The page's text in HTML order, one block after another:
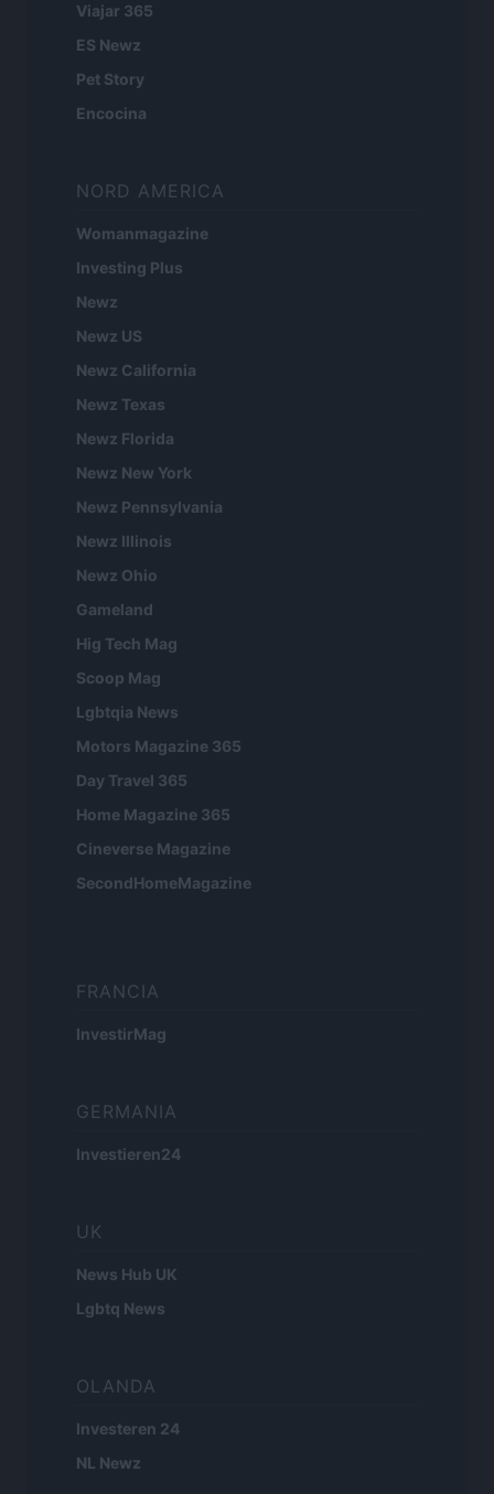
Viajar 365
ES Newz
Pet Story
Encocina
NORD AMERICA
Womanmagazine
Investing Plus
Newz
Newz US
Newz California
Newz Texas
Newz Florida
Newz New York
Newz Pennsylvania
Newz Illinois
Newz Ohio
Gameland
Hig Tech Mag
Scoop Mag
Lgbtqia News
Motors Magazine 365
Day Travel 365
Home Magazine 365
Cineverse Magazine
SecondHomeMagazine
FRANCIA
InvestirMag
GERMANIA
Investieren24
UK
News Hub UK
Lgbtq News
OLANDA
Investeren 24
NL Newz